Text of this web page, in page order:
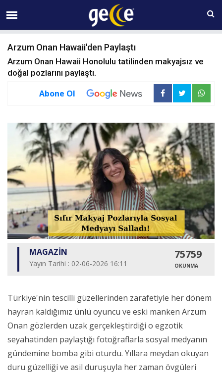
09 AĞUSTOS Pazar 06:35
Arzum Onan Hawaii'den Paylaştı
Arzum Onan Hawaii Honolulu tatilinden makyajsız ve
doğal pozlarını paylaştı.
Abone Ol
MAGAZİN
Yayın Tarihi : 02-06-2026 16:11
75759
OKUNMA
Türkiye'nin tescilli güzellerinden zarafetiyle her dönem
hayran kaldığımız ünlü oyuncu ve eski manken Arzum
Onan gözlerden uzak gerçekleştirdiği o egzotik
seyahatinden paylaştığı fotoğraflarla sosyal medyanın
gündemine bomba gibi oturdu. Yıllara meydan okuyan
duru güzelliği ve asil duruşuyla her zaman övgüleri